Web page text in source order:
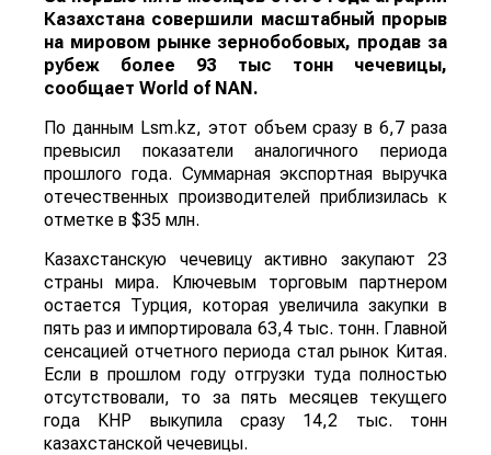
Казахстана совершили масштабный прорыв
на мировом рынке зернобобовых, продав за
рубеж более 93 тыс тонн чечевицы,
сообщает World of NAN.
По данным Lsm.kz, этот объем сразу в 6,7 раза
превысил показатели аналогичного периода
прошлого года. Суммарная экспортная выручка
отечественных производителей приблизилась к
отметке в $35 млн.
Казахстанскую чечевицу активно закупают 23
страны мира. Ключевым торговым партнером
остается Турция, которая увеличила закупки в
пять раз и импортировала 63,4 тыс. тонн. Главной
сенсацией отчетного периода стал рынок Китая.
Если в прошлом году отгрузки туда полностью
отсутствовали, то за пять месяцев текущего
года КНР выкупила сразу 14,2 тыс. тонн
казахстанской чечевицы.